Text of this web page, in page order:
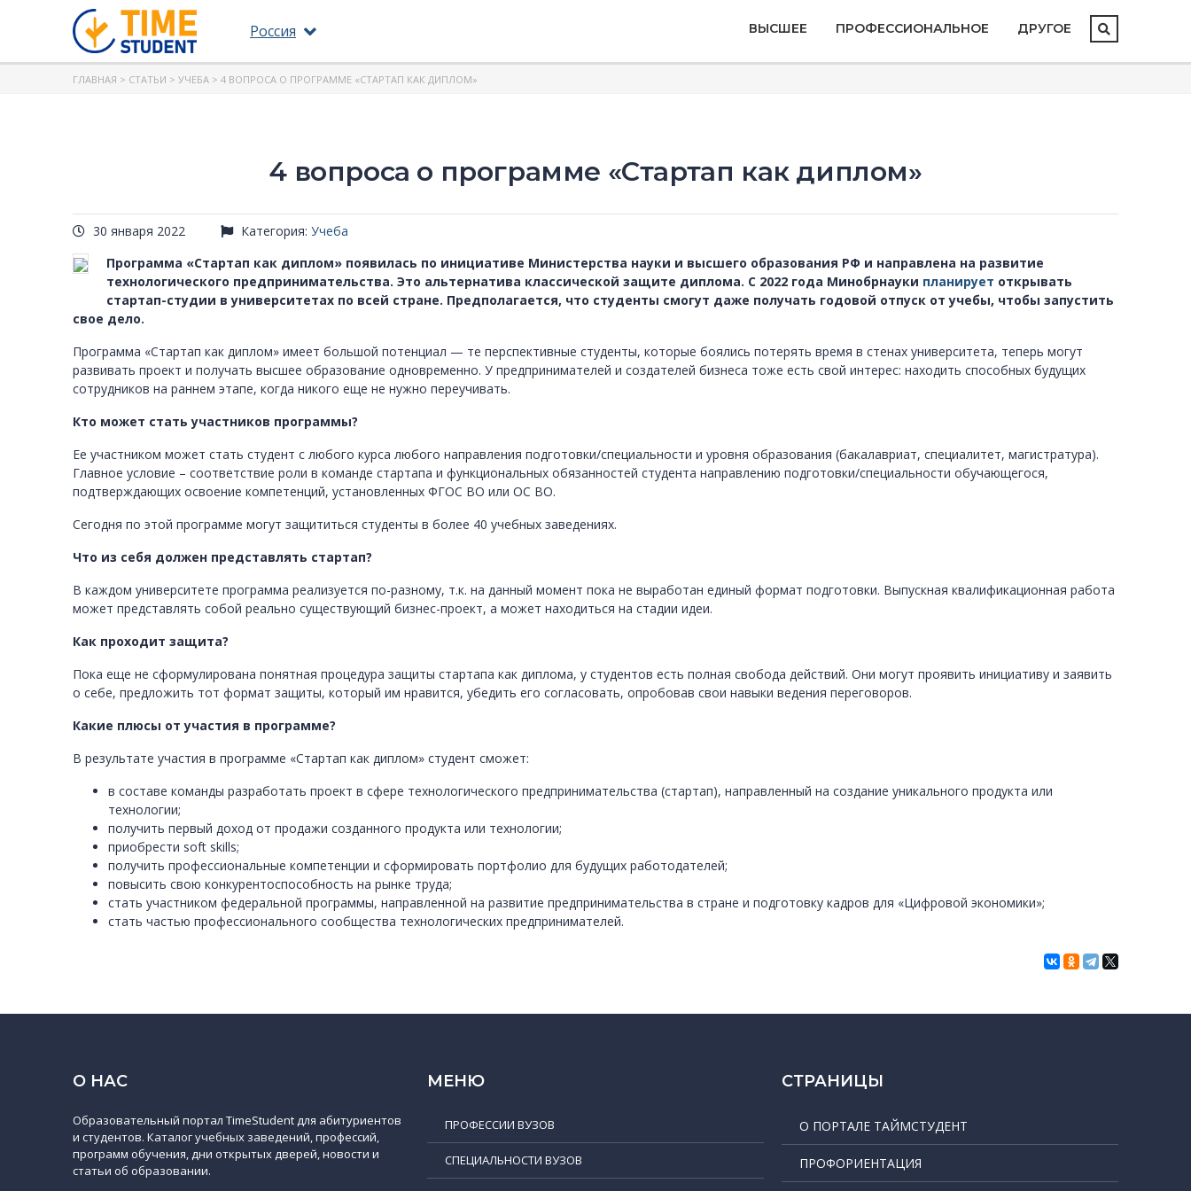
Россия ВЫСШЕЕ ПРОФЕССИОНАЛЬНОЕ ДРУГОЕ
ГЛАВНАЯ > СТАТЬИ > УЧЕБА > 4 ВОПРОСА О ПРОГРАММЕ «СТАРТАП КАК ДИПЛОМ»
4 вопроса о программе «Стартап как диплом»
30 января 2022 Категория: Учеба
Программа «Стартап как диплом» появилась по инициативе Министерства науки и высшего образования РФ и направлена на развитие
технологического предпринимательства. Это альтернатива классической защите диплома. С 2022 года Минобрнауки планирует открывать
стартап-студии в университетах по всей стране. Предполагается, что студенты смогут даже получать годовой отпуск от учебы, чтобы запустить
свое дело.
Программа «Стартап как диплом» имеет большой потенциал — те перспективные студенты, которые боялись потерять время в стенах университета, теперь могут
развивать проект и получать высшее образование одновременно. У предпринимателей и создателей бизнеса тоже есть свой интерес: находить способных будущих
сотрудников на раннем этапе, когда никого еще не нужно переучивать.
Кто может стать участников программы?
Ее участником может стать студент с любого курса любого направления подготовки/специальности и уровня образования (бакалавриат, специалитет, магистратура).
Главное условие – соответствие роли в команде стартапа и функциональных обязанностей студента направлению подготовки/специальности обучающегося,
подтверждающих освоение компетенций, установленных ФГОС ВО или ОС ВО.
Сегодня по этой программе могут защититься студенты в более 40 учебных заведениях.
Что из себя должен представлять стартап?
В каждом университете программа реализуется по-разному, т.к. на данный момент пока не выработан единый формат подготовки. Выпускная квалификационная работа
может представлять собой реально существующий бизнес-проект, а может находиться на стадии идеи.
Как проходит защита?
Пока еще не сформулирована понятная процедура защиты стартапа как диплома, у студентов есть полная свобода действий. Они могут проявить инициативу и заявить
о себе, предложить тот формат защиты, который им нравится, убедить его согласовать, опробовав свои навыки ведения переговоров.
Какие плюсы от участия в программе?
В результате участия в программе «Стартап как диплом» студент сможет:
в составе команды разработать проект в сфере технологического предпринимательства (стартап), направленный на создание уникального продукта или
технологии;
получить первый доход от продажи созданного продукта или технологии;
приобрести soft skills;
получить профессиональные компетенции и сформировать портфолио для будущих работодателей;
повысить свою конкурентоспособность на рынке труда;
стать участником федеральной программы, направленной на развитие предпринимательства в стране и подготовку кадров для «Цифровой экономики»;
стать частью профессионального сообщества технологических предпринимателей.
О НАС
Образовательный портал TimeStudent для абитуриентов
и студентов. Каталог учебных заведений, профессий,
программ обучения, дни открытых дверей, новости и
статьи об образовании.
МЕНЮ
ПРОФЕССИИ ВУЗОВ
СПЕЦИАЛЬНОСТИ ВУЗОВ
СТРАНИЦЫ
О ПОРТАЛЕ ТАЙМСТУДЕНТ
ПРОФОРИЕНТАЦИЯ